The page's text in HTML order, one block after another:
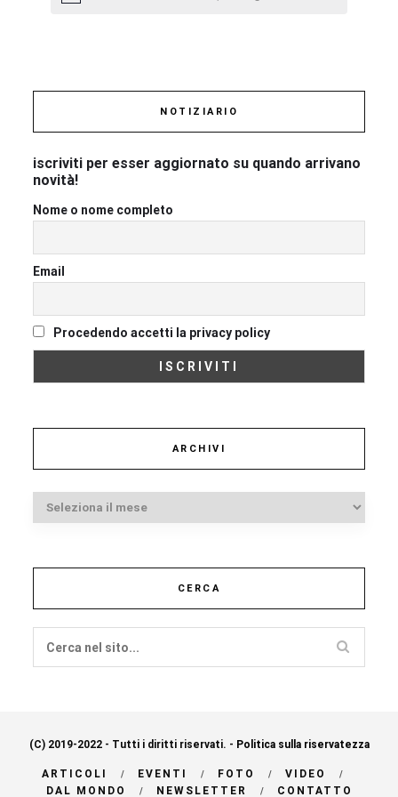
NOTIZIARIO
iscriviti per esser aggiornato su quando arrivano
novità!
Nome o nome completo
Email
Procedendo accetti la privacy policy
ARCHIVI
Archivi
CERCA
(C) 2019-2022 - Tutti i diritti riservati. - Politica sulla riservatezza
ARTICOLI EVENTI FOTO
VIDEO
DAL MONDO
NEWSLETTER CONTATTO